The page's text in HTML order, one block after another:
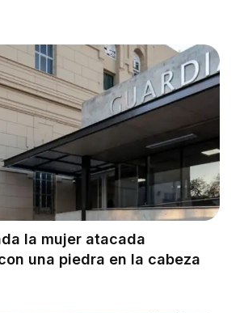
la mujer atacada
una piedra en la cabeza